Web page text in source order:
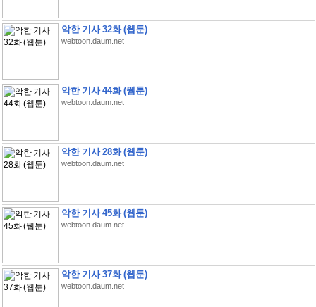
악한 기사 32화 (웹툰)
webtoon.daum.net
악한 기사 44화 (웹툰)
webtoon.daum.net
악한 기사 28화 (웹툰)
webtoon.daum.net
악한 기사 45화 (웹툰)
webtoon.daum.net
악한 기사 37화 (웹툰)
webtoon.daum.net